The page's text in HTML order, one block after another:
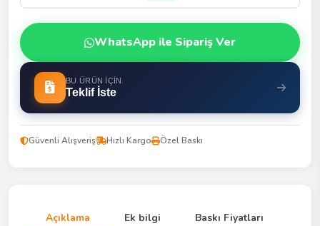
WhatsApp ile Sipariş Ver
BU ÜRÜN İÇIN
Teklif İste
Güvenli Alışveriş Hızlı Kargo Özel Baskı
Açıklama Ek bilgi Baskı Fiyatları